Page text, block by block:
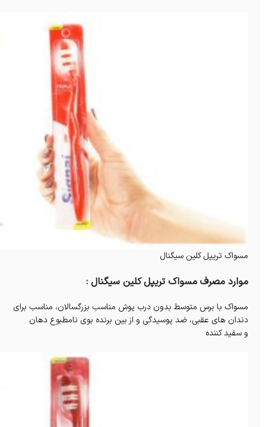
مسواک تریپل کلین سیگنال
موارد مصرف مسواک تریپل کلین سیگنال :
مسواک با برس متوسط بدون درب پوش مناسب بزرگسالان، مناسب برای
دندان های عقبی، ضد پوسیدگی و از بین برنده بوی نامطبوع دهان
و سفید کننده